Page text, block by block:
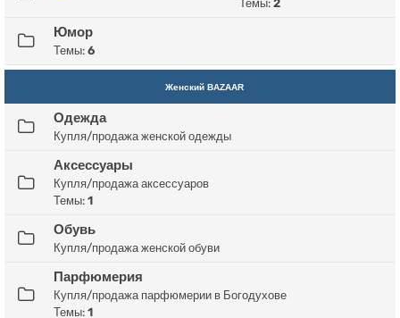
Темы: 2
Юмор
Темы: 6
Женский BAZAAR
Одежда
Купля/продажа женской одежды
Аксессуары
Купля/продажа аксессуаров
Темы: 1
Обувь
Купля/продажа женской обуви
Парфюмерия
Купля/продажа парфюмерии в Богодухове
Темы: 1